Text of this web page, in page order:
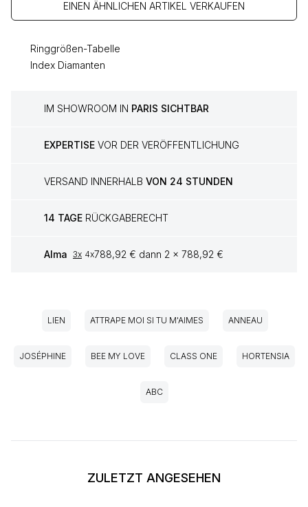
EINEN ÄHNLICHEN ARTIKEL VERKAUFEN
Ringgrößen-Tabelle
Index Diamanten
IM SHOWROOM IN PARIS SICHTBAR
EXPERTISE VOR DER VERÖFFENTLICHUNG
VERSAND INNERHALB VON 24 STUNDEN
14 TAGE RÜCKGABERECHT
Alma 3x 4x788,92 € dann 2 x 788,92 €
LIEN ATTRAPE MOI SI TU M'AIMES ANNEAU
JOSÉPHINE BEE MY LOVE CLASS ONE HORTENSIA
ABC
ZULETZT ANGESEHEN